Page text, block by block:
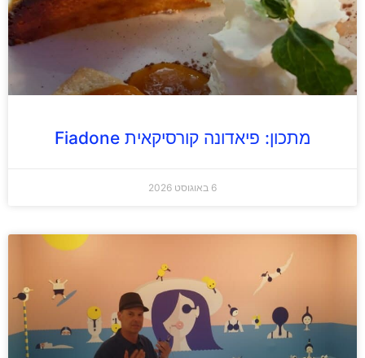
מתכון: פיאדונה קורסיקאית Fiadone
6 באוגוסט 2026